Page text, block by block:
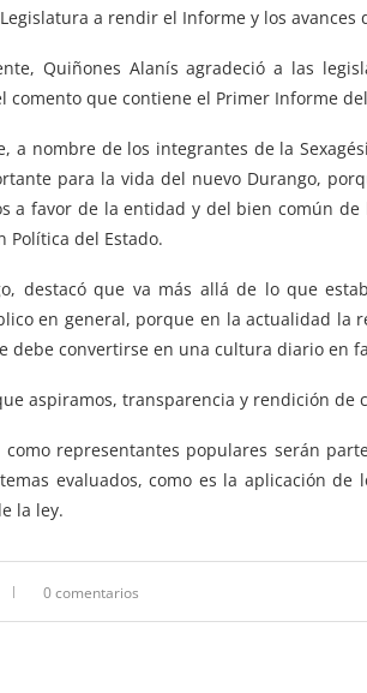
a rendir el Informe y los avances
Quiñones Alanís agradeció a las
comento que contiene el Primer Informe
a nombre de los integrantes de la
para la vida del nuevo Durango,
a favor de la entidad y del bien común
Política del Estado.
destacó que va más allá de lo que
en general, porque en la actualidad la
debe convertirse en una cultura diario en
aspiramos, transparencia y rendición
como representantes populares serán
evaluados, como es la aplicación
la ley.
0 comentarios